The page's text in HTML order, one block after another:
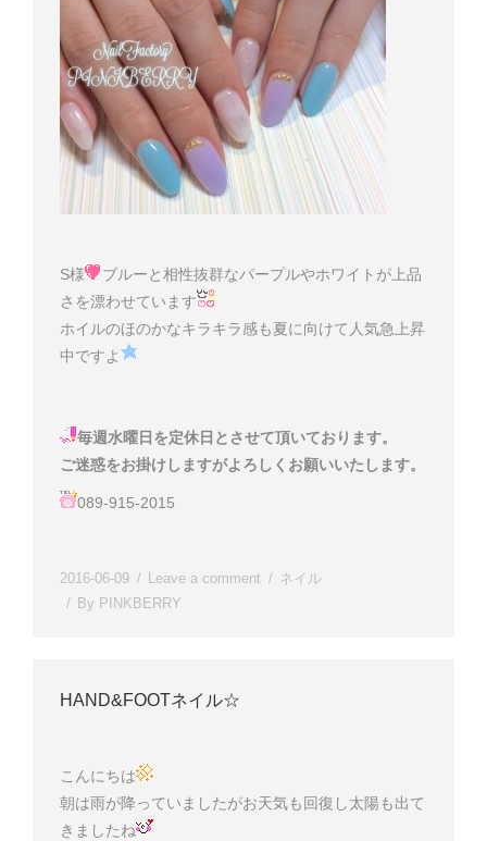
S様
ブルーと相性抜群なパープルやホワイトが上品
さを漂わせています
ホイルのほのかなキラキラ感も夏に向けて人気急上昇
中ですよ
毎週水曜日を定休日とさせて頂いております。
ご迷惑をお掛けしますがよろしくお願いいたします。
089-915-2015
2016-06-09 Leave a comment
ネイル
By PINKBERRY
HAND&FOOTネイル☆
こんにちは
朝は雨が降っていましたがお天気も回復し太陽も出て
きましたね